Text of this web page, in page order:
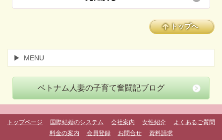
トップへ
MENU
ベトナム人妻の子育て奮闘記ブログ
トップページ 国際結婚のシステム 会社案内 女性紹介
よくあるご質問
料金の案内
会員登録 お問合せ 資料請求